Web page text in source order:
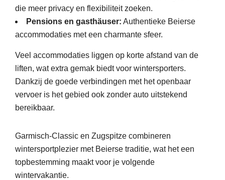
die meer privacy en flexibiliteit zoeken.
Pensions en gasthäuser: Authentieke Beierse
accommodaties met een charmante sfeer.
Veel accommodaties liggen op korte afstand van de
liften, wat extra gemak biedt voor wintersporters.
Dankzij de goede verbindingen met het openbaar
vervoer is het gebied ook zonder auto uitstekend
bereikbaar.
Garmisch-Classic en Zugspitze combineren
wintersportplezier met Beierse traditie, wat het een
topbestemming maakt voor je volgende
wintervakantie.